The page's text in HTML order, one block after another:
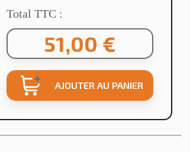
Total TTC :
51,00 €
AJOUTER AU PANIER